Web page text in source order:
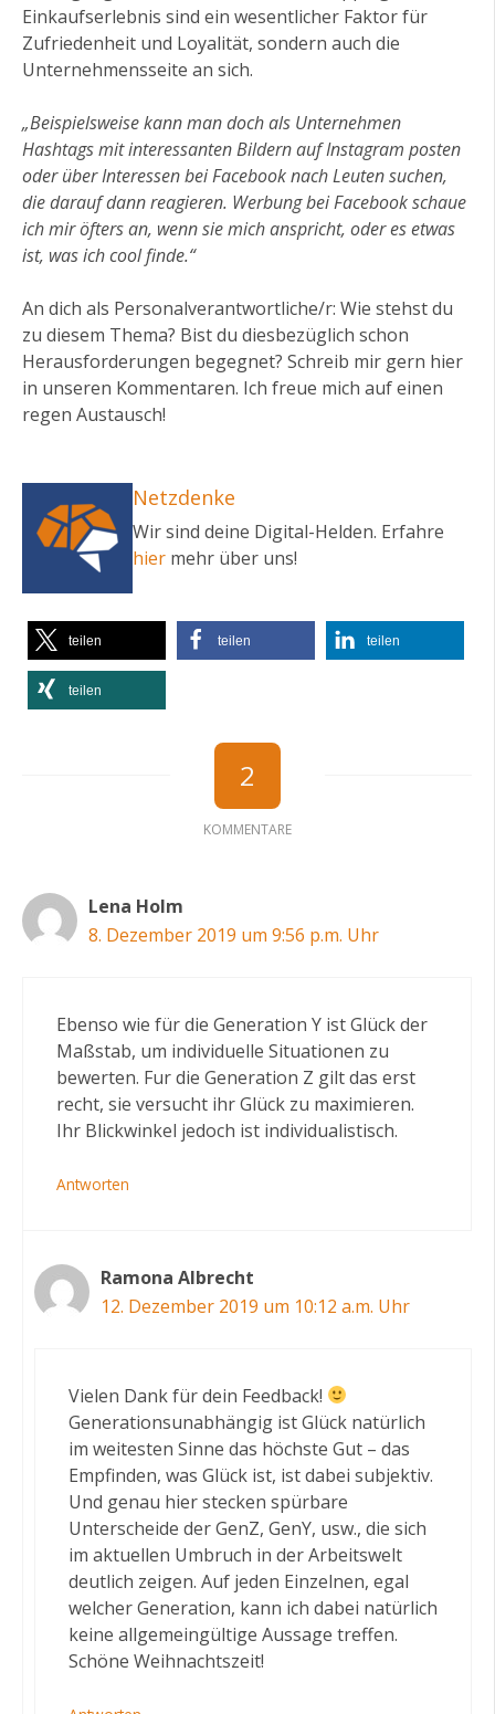
Einkaufserlebnis sind ein wesentlicher Faktor für
Zufriedenheit und Loyalität, sondern auch die
Unternehmensseite an sich.
„Beispielsweise kann man doch als Unternehmen
Hashtags mit interessanten Bildern auf Instagram posten
oder über Interessen bei Facebook nach Leuten suchen,
die darauf dann reagieren. Werbung bei Facebook schaue
ich mir öfters an, wenn sie mich anspricht, oder es etwas
ist, was ich cool finde.“
An dich als Personalverantwortliche/r: Wie stehst du
zu diesem Thema? Bist du diesbezüglich schon
Herausforderungen begegnet? Schreib mir gern hier
in unseren Kommentaren. Ich freue mich auf einen
regen Austausch!
Netzdenke
Wir sind deine Digital-Helden. Erfahre
hier mehr über uns!
teilen teilen teilen
teilen
2
KOMMENTARE
Lena Holm
8. Dezember 2019 um 9:56 p.m. Uhr
Ebenso wie für die Generation Y ist Glück der
Maßstab, um individuelle Situationen zu
bewerten. Fur die Generation Z gilt das erst
recht, sie versucht ihr Glück zu maximieren.
Ihr Blickwinkel jedoch ist individualistisch.
Antworten
Ramona Albrecht
12. Dezember 2019 um 10:12 a.m. Uhr
Vielen Dank für dein Feedback!
Generationsunabhängig ist Glück natürlich
im weitesten Sinne das höchste Gut – das
Empfinden, was Glück ist, ist dabei subjektiv.
Und genau hier stecken spürbare
Unterscheide der GenZ, GenY, usw., die sich
im aktuellen Umbruch in der Arbeitswelt
deutlich zeigen. Auf jeden Einzelnen, egal
welcher Generation, kann ich dabei natürlich
keine allgemeingültige Aussage treffen.
Schöne Weihnachtszeit!